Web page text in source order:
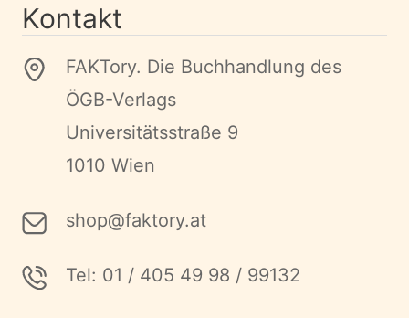
Kontakt
FAKTory. Die Buchhandlung des
ÖGB-Verlags
Universitätsstraße 9
1010 Wien
shop@faktory.at
Tel: 01 / 405 49 98 / 99132